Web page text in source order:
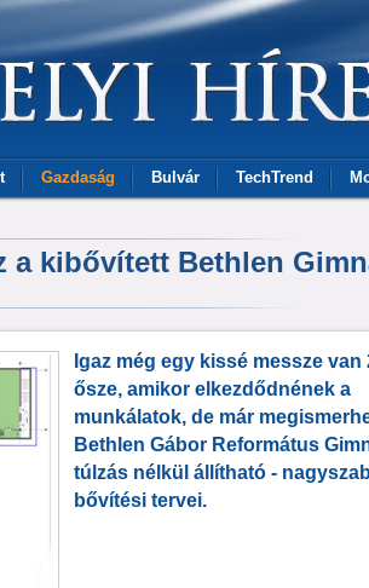
Gazdaság Bulvár TechTrend
a kibővített Bethlen
Igaz még egy kissé messze van
ősze, amikor elkezdődnének a
munkálatok, de már
Bethlen Gábor Református
túlzás nélkül állítható -
bővítési tervei.